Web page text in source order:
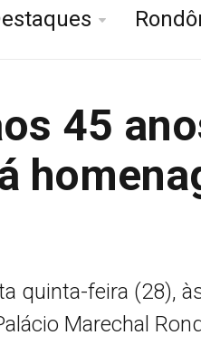
45
quinta-feira (28),
Marechal